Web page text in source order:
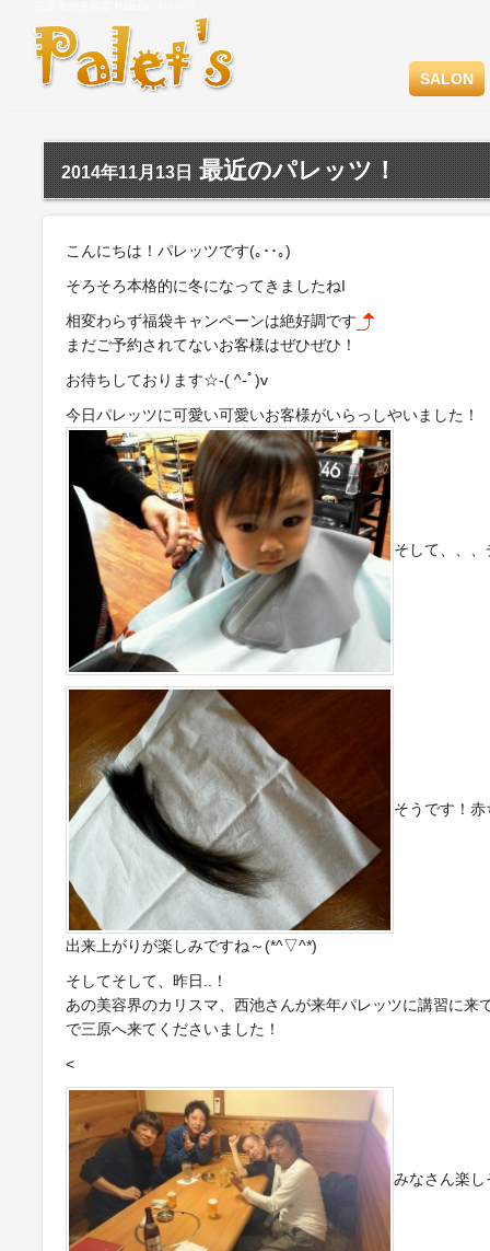
SALON
2014年11月13日 最近のパレッツ！
こんにちは！パレッツです(｡･･｡)
そろそろ本格的に冬になってきましたねI
相変わらず福袋キャンペーンは絶好調です
まだご予約されてないお客様はぜひぜひ！
お待ちしております☆-( ^-ﾟ)v
今日パレッツに可愛い可愛いお客様がいらっしやいました！
そして、、、
そうです！
出来上がりが楽しみですね～(*^▽^*)
そしてそして、昨日..！
あの美容界のカリスマ、西池さんが来年パレッツに講習に来
で三原へ来てくださいました！
<
みなさん楽